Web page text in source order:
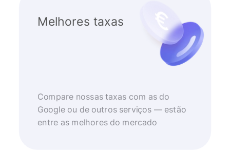
Melhores taxas
Compare nossas taxas com as do
Google ou de outros serviços — estão
entre as melhores do mercado